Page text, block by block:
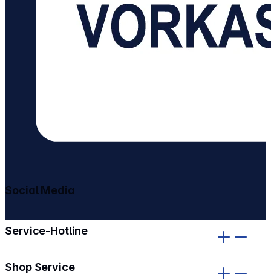
Service-Hotline
Shop Service
Social Media